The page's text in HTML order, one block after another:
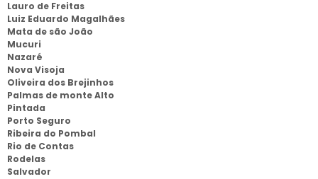
Lauro de Freitas
Luiz Eduardo Magalhães
Mata de são João
Mucuri
Nazaré
Nova Visoja
Oliveira dos Brejinhos
Palmas de monte Alto
Pintada
Porto Seguro
Ribeira do Pombal
Rio de Contas
Rodelas
Salvador